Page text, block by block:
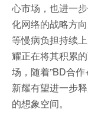
心市场，也进一
化网络的战略方
等慢病负担持续
耀正在将其积累
场，随着”BD合
新耀有望进一步
的想象空间。